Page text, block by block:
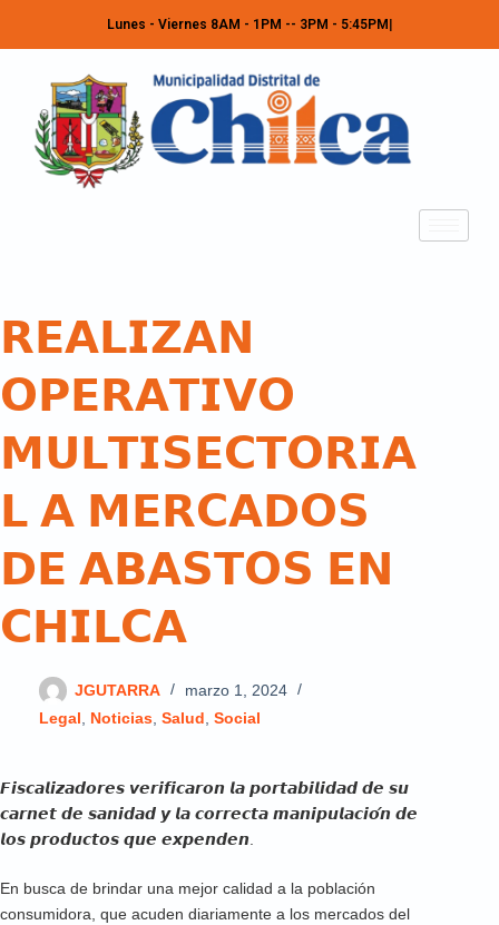
Lunes - Viernes 8AM - 1PM -- 3PM - 5:45PM
𝗥𝗘𝗔𝗟𝗜𝗭𝗔𝗡
𝗢𝗣𝗘𝗥𝗔𝗧𝗜𝗩𝗢
𝗠𝗨𝗟𝗧𝗜𝗦𝗘𝗖𝗧𝗢𝗥𝗜𝗔
𝗟 𝗔 𝗠𝗘𝗥𝗖𝗔𝗗𝗢𝗦
𝗗𝗘 𝗔𝗕𝗔𝗦𝗧𝗢𝗦 𝗘𝗡
𝗖𝗛𝗜𝗟𝗖𝗔
JGUTARRA
marzo 1, 2024
Legal, Noticias, Salud, Social
𝙁𝙞𝙨𝙘𝙖𝙡𝙞𝙯𝙖𝙙𝙤𝙧𝙚𝙨 𝙫𝙚𝙧𝙞𝙛𝙞𝙘𝙖𝙧𝙤𝙣 𝙡𝙖 𝙥𝙤𝙧𝙩𝙖𝙗𝙞𝙡𝙞𝙙𝙖𝙙 𝙙𝙚 𝙨𝙪
𝙘𝙖𝙧𝙣𝙚𝙩 𝙙𝙚 𝙨𝙖𝙣𝙞𝙙𝙖𝙙 𝙮 𝙡𝙖 𝙘𝙤𝙧𝙧𝙚𝙘𝙩𝙖 𝙢𝙖𝙣𝙞𝙥𝙪𝙡𝙖𝙘𝙞𝙤́𝙣 𝙙𝙚
𝙡𝙤𝙨 𝙥𝙧𝙤𝙙𝙪𝙘𝙩𝙤𝙨 𝙦𝙪𝙚 𝙚𝙭𝙥𝙚𝙣𝙙𝙚𝙣.
En busca de brindar una mejor calidad a la población
consumidora, que acuden diariamente a los mercados del